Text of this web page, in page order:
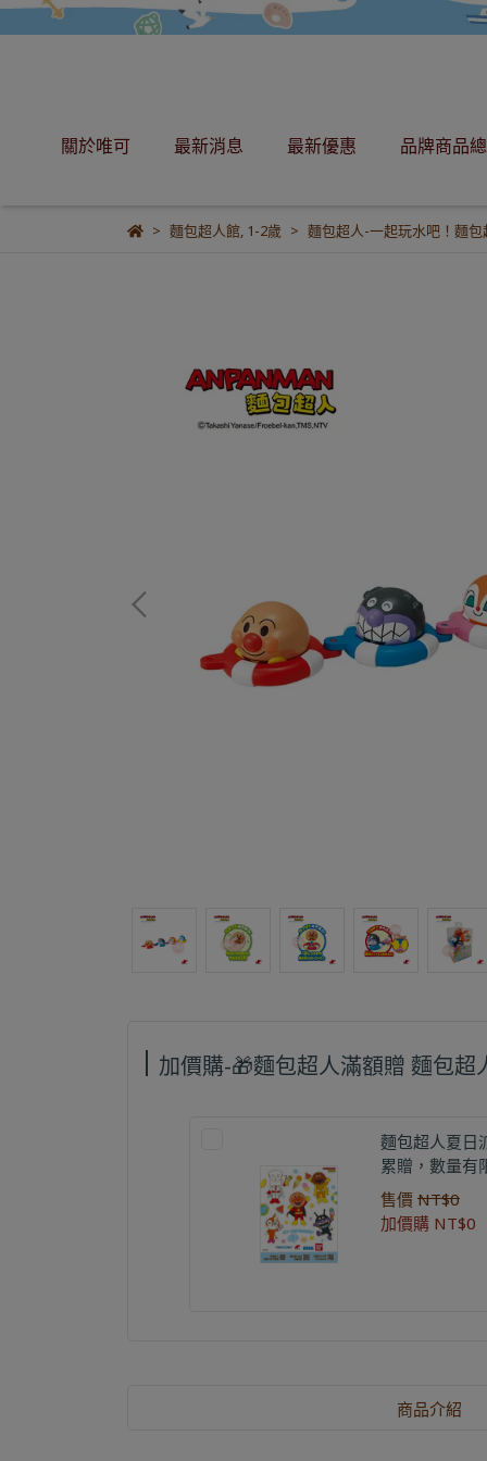
關於唯可 最新消息 最新優惠 品牌商品
麵包超人館, 1-2歲 麵包超人-一起玩水吧！麵
加價購-🎁麵包超人滿額贈 麵包
麵包超人夏日
累贈，數量有
售價NT$0
加價購NT$0
商品介紹